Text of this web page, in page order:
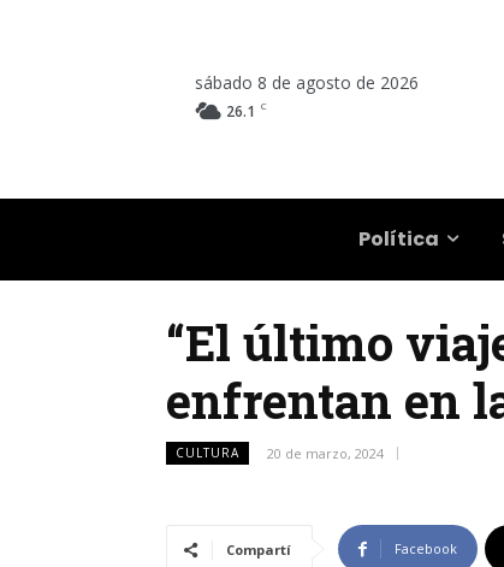
sábado 8 de agosto de 2026
26.1 C
Política
“El último
enfrentan en
CULTURA 20 de marzo, 2024
Compartí Facebook